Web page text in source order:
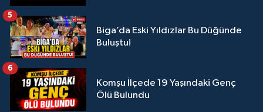
Biga’da Eski Yıldızlar Bu Düğünde
Buluştu!
5
Komşu İlçede 19 Yaşındaki Genç
Ölü Bulundu
6